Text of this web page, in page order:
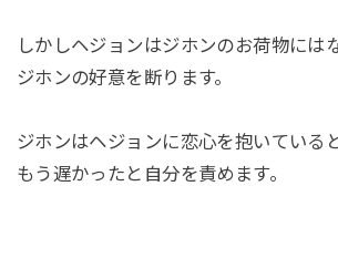
しかしヘジョンはジホンのお荷物には
ジホンの好意を断ります。
ジホンはヘジョンに恋心を抱いている
もう遅かったと自分を責めます。